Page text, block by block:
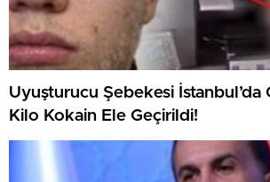
Uyuşturucu Şebekesi
Kilo Kokain Ele Geçirildi!